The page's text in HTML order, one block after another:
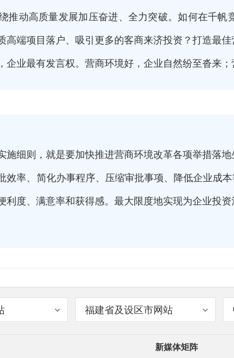
推动高质量发展加压奋进、全力突破。如何在千
高端项目落户、吸引更多的客商来济投资？打造最
企业最有发言权。营商环境好，企业自然纷至沓来；
施细则，就是要加快推进营商环境改革各项举措落
效率、简化办事程序、压缩审批事项、降低企业成
利度、满意率和获得感。最大限度地实现为企业投
》主要内容有哪些？涉及哪些方面呢？
福建省及设区市网站
新媒体矩阵